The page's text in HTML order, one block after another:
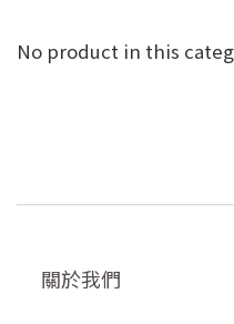
No product in this
關於我們